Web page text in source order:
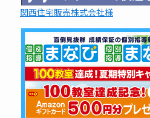
関西住宅販売株式会社様